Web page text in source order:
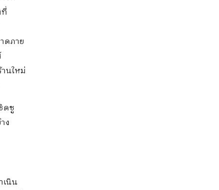
ดภาย
นใหม่
ดชู
ง
เนิน